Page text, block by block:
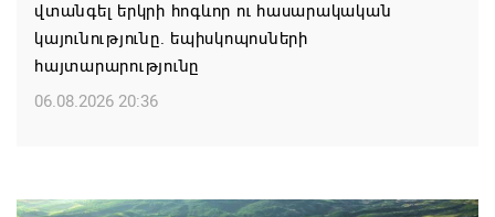
վտանգել երկրի հոգևոր ու հասարակական
կայունությունը. եպիսկոպոսների
հայտարարությունը
06.08.2026 20:36